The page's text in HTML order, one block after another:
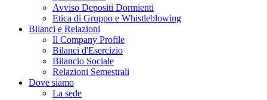
Avviso Depositi Dormienti
Etica di Gruppo e Whistleblowing
Bilanci e Relazioni
Il Company Profile
Bilanci d'Esercizio
Bilancio Sociale
Relazioni Semestrali
Dove siamo
La sede